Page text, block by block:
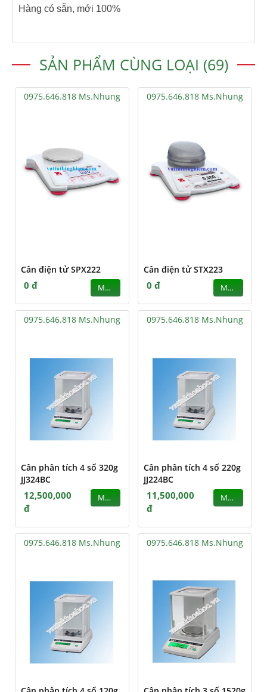
Hàng có sẵn, mới 100%
SẢN PHẨM CÙNG LOẠI (69)
0975.646.818 Ms.Nhung
Cân điện tử SPX222
0 đ MUA
0975.646.818 Ms.Nhung
Cân điện tử STX223
0 đ MUA
0975.646.818 Ms.Nhung
Cân phân tích 4 số 320g
JJ324BC
12,500,000
đ
MUA
0975.646.818 Ms.Nhung
Cân phân tích 4 số 220g
JJ224BC
11,500,000
đ
MUA
0975.646.818 Ms.Nhung 0975.646.818 Ms.Nhung